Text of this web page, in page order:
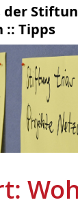
:: Tipps